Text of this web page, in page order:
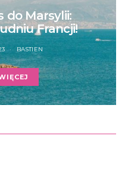
do Marsylii:
Francji!
BASTIEN